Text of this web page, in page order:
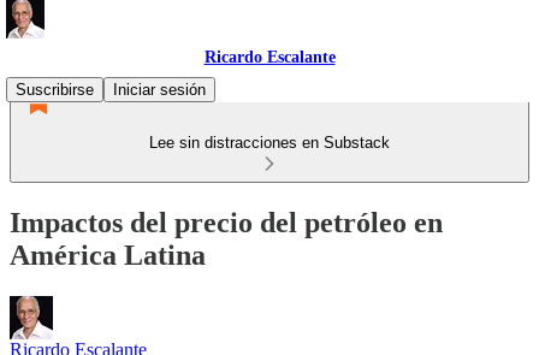
Ricardo Escalante
Suscribirse
Iniciar sesión
Lee sin distracciones en Substack
Impactos del precio del petróleo en
América Latina
Ricardo Escalante